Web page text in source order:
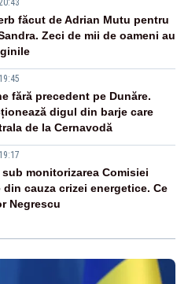
făcut de Adrian Mutu pentru
Zeci de mii de oameni au
fără precedent pe Dunăre.
digul din barje care
de la Cernavodă
sub monitorizarea Comisiei
din cauza crizei energetice. Ce
Negrescu